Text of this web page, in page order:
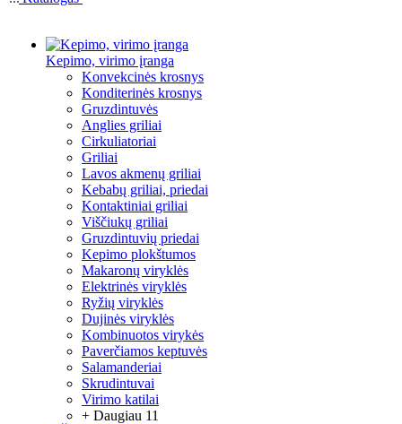
Kepimo, virimo įranga
Konvekcinės krosnys
Konditerinės krosnys
Gruzdintuvės
Anglies griliai
Cirkuliatoriai
Griliai
Lavos akmenų griliai
Kebabų griliai, priedai
Kontaktiniai griliai
Viščiukų griliai
Gruzdintuvių priedai
Kepimo plokštumos
Makaronų viryklės
Elektrinės viryklės
Ryžių viryklės
Dujinės viryklės
Kombinuotos virykės
Paverčiamos keptuvės
Salamanderiai
Skrudintuvai
Virimo katilai
+ Daugiau 11